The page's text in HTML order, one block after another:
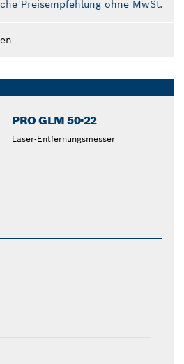
Preisempfehlung ohne MwSt.
PRO GLM 50-22
Laser-Entfernungsmesser